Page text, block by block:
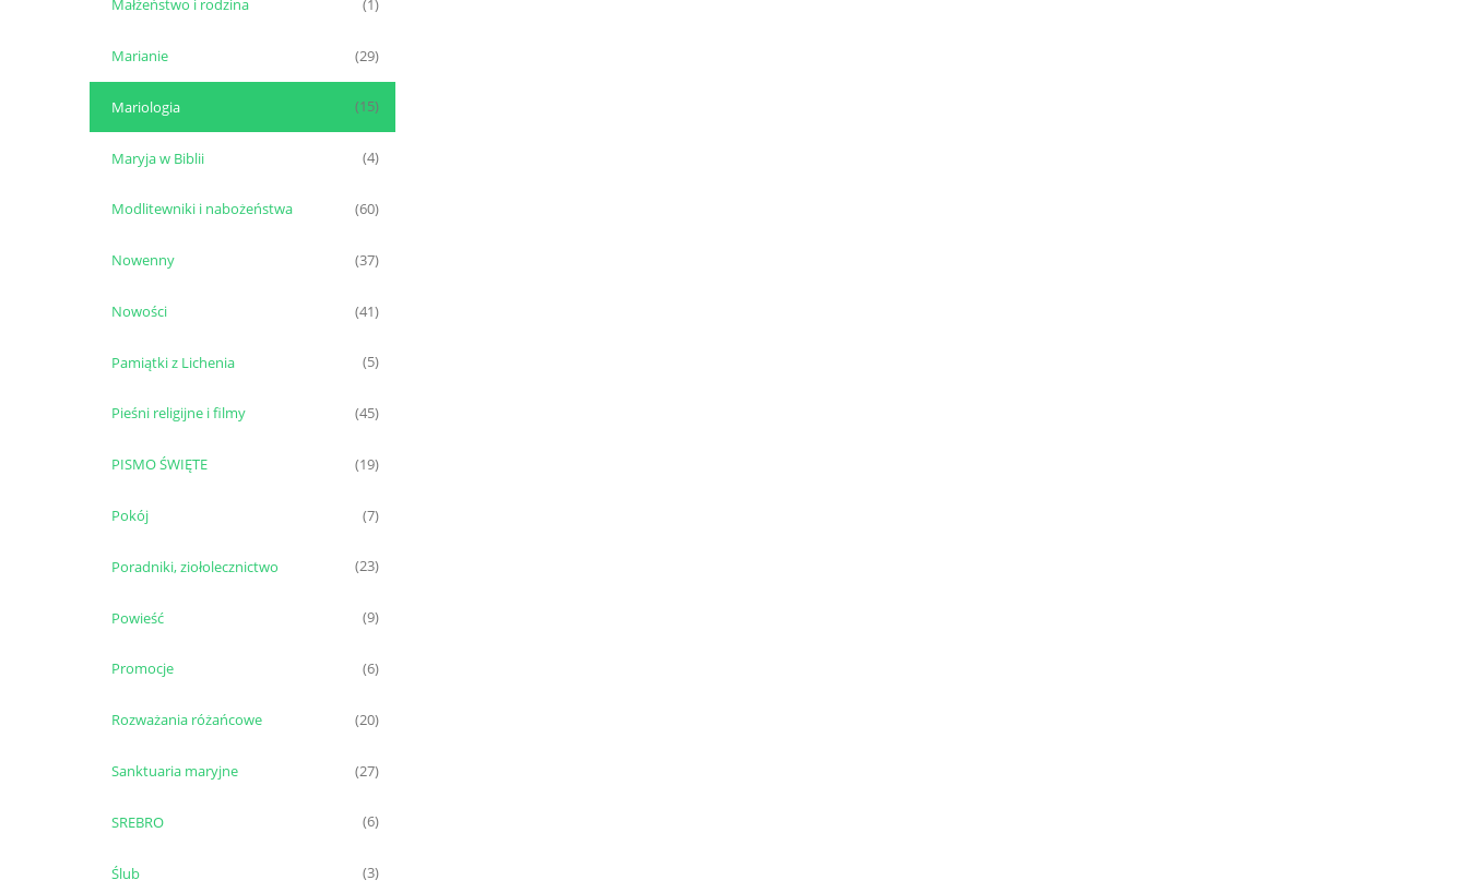
Małżeństwo i rodzina (1)
Marianie (29)
Mariologia (15)
Maryja w Biblii (4)
Modlitewniki i nabożeństwa (60)
Nowenny (37)
Nowości (41)
Pamiątki z Lichenia (5)
Pieśni religijne i filmy (45)
PISMO ŚWIĘTE (19)
Pokój (7)
Poradniki, ziołolecznictwo (23)
Powieść (9)
Promocje (6)
Rozważania różańcowe (20)
Sanktuaria maryjne (27)
SREBRO (6)
Ślub (3)